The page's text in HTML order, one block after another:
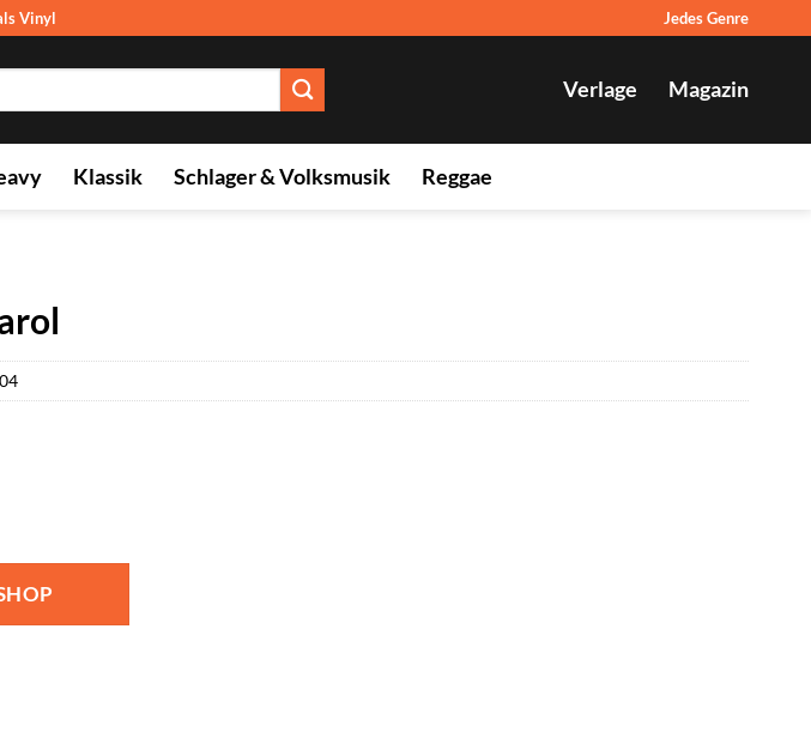
Vinyl Jedes Genre
Verlage Magazin
Klassik Schlager & Volksmusik Reggae